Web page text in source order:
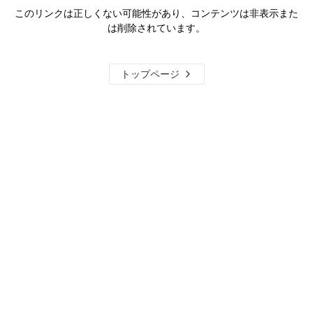
このリンクは正しくない可能性があり、コンテンツは非表示また
は削除されています。
トップページ